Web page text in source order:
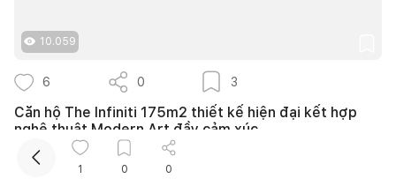
10.059
6 0 3
Căn hộ The Infiniti 175m2 thiết kế hiện đại kết hợp
nghệ thuật Modern Art đầy cảm xúc
139DESIGN
1 0 0